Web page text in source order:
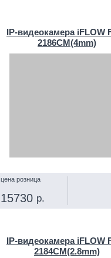
IP‑видеокамера iFLOW
2186CM(4mm)
цена розница
15730 р.
IP‑видеокамера iFLOW
2184CM(2.8mm)